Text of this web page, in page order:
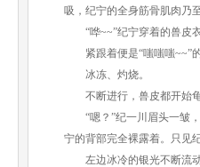
吸，纪宁的全身筋骨肌肉乃
“哗~~”纪宁穿着的兽皮衣
紧跟着便是“嗤嗤嗤~~”的
冰冻、灼烧。
不断进行，兽皮都开始龟
“嗯？”纪一川眉头一皱，
宁的背部完全裸露着。只见
左边冰冷的银光不断流动